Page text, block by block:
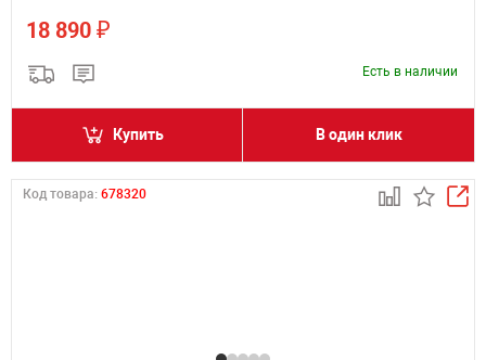
18 890 ₽
Есть в наличии
Купить В один клик
Код товара: 678320